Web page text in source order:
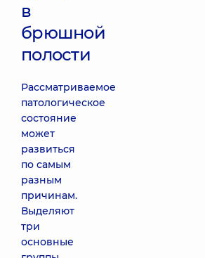
в
брюшной
полости
Рассматриваемое
патологическое
состояние
может
развиться
по самым
разным
причинам.
Выделяют
три
основные